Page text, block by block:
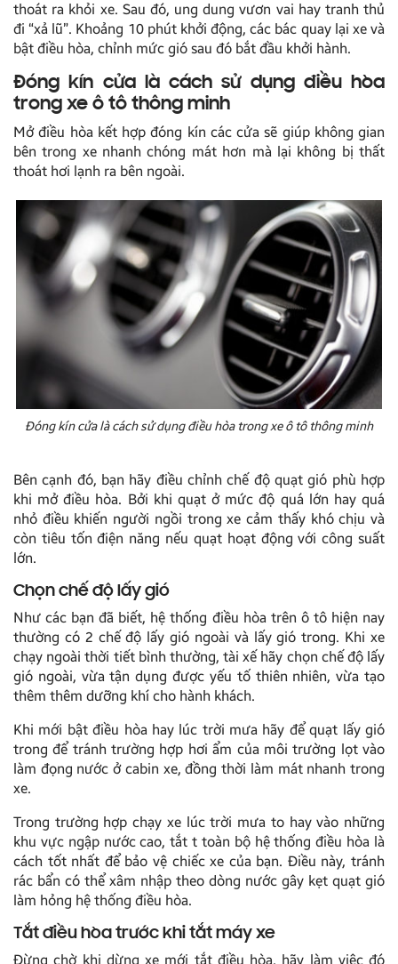
thoát ra khỏi xe. Sau đó, ung dung vươn vai hay tranh thủ
đi “xả lũ”. Khoảng 10 phút khởi động, các bác quay lại xe và
bật điều hòa, chỉnh mức gió sau đó bắt đầu khởi hành.
Đóng kín cửa là cách sử dụng điều hòa
trong xe ô tô thông minh
Mở điều hòa kết hợp đóng kín các cửa sẽ giúp không gian
bên trong xe nhanh chóng mát hơn mà lại không bị thất
thoát hơi lạnh ra bên ngoài.
Đóng kín cửa là cách sử dụng điều hòa trong xe ô tô thông minh
Bên cạnh đó, bạn hãy điều chỉnh chế độ quạt gió phù hợp
khi mở điều hòa. Bởi khi quạt ở mức độ quá lớn hay quá
nhỏ điều khiến người ngồi trong xe cảm thấy khó chịu và
còn tiêu tốn điện năng nếu quạt hoạt động với công suất
lớn.
Chọn chế độ lấy gió
Như các bạn đã biết, hệ thống điều hòa trên ô tô hiện nay
thường có 2 chế độ lấy gió ngoài và lấy gió trong. Khi xe
chạy ngoài thời tiết bình thường, tài xế hãy chọn chế độ lấy
gió ngoài, vừa tận dụng được yếu tố thiên nhiên, vừa tạo
thêm thêm dưỡng khí cho hành khách.
Khi mới bật điều hòa hay lúc trời mưa hãy để quạt lấy gió
trong để tránh trường hợp hơi ẩm của môi trường lọt vào
làm đọng nước ở cabin xe, đồng thời làm mát nhanh trong
xe.
Trong trường hợp chạy xe lúc trời mưa to hay vào những
khu vực ngập nước cao, tắt t toàn bộ hệ thống điều hòa là
cách tốt nhất để bảo vệ chiếc xe của bạn. Điều này, tránh
rác bẩn có thể xâm nhập theo dòng nước gây kẹt quạt gió
làm hỏng hệ thống điều hòa.
Tắt điều hòa trước khi tắt máy xe
Đừng chờ khi dừng xe mới tắt điều hòa, hãy làm việc đó